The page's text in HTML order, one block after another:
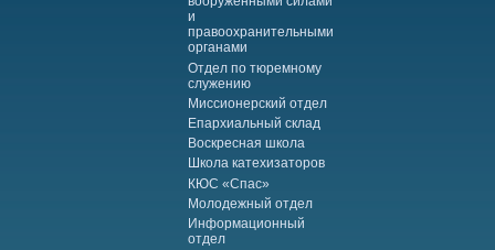
и
правоохранительными
органами
Отдел по тюремному
служению
Миссионерский отдел
Епархиальный склад
Воскресная школа
Школа катехизаторов
КЮС «Спас»
Молодежный отдел
Информационный
отдел